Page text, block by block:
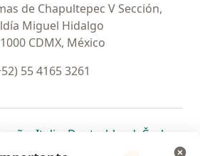
de Chapultepec V Sección,
Miguel Hidalgo
CDMX, México
55 4165 3261
nueva pestaña
abre en una nueva pestaña
se abre en una nueva pestaña
Italia se abre en una nueva
Deutschlandse abre en
Česko
en una nueva pestaña
se abre en una nueva pestaña
Chile se abre en una nueva pestaña
Brasil se abre en una nueva
se abre en
se